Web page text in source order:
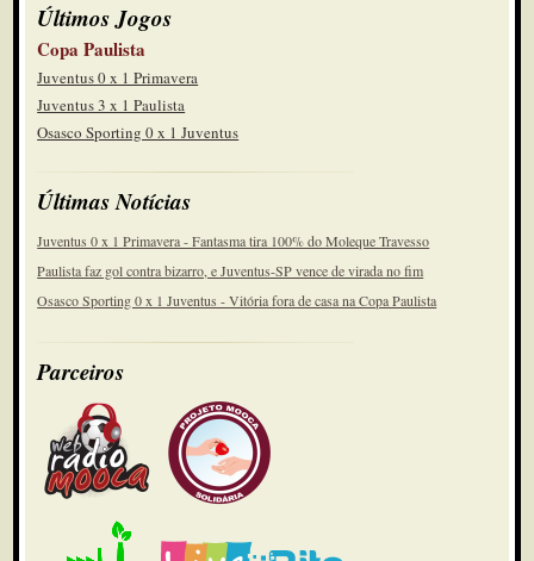
Últimos Jogos
Copa Paulista
Juventus 0 x 1 Primavera
Juventus 3 x 1 Paulista
Osasco Sporting 0 x 1 Juventus
Últimas Notícias
Juventus 0 x 1 Primavera - Fantasma tira 100% do Moleque Travesso
Paulista faz gol contra bizarro, e Juventus-SP vence de virada no fim
Osasco Sporting 0 x 1 Juventus - Vitória fora de casa na Copa Paulista
Parceiros